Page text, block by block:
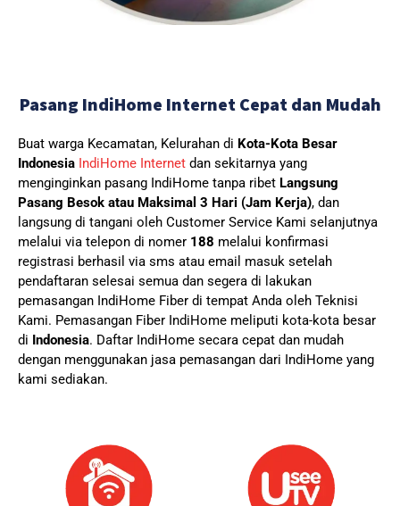
Pasang IndiHome Internet Cepat dan Mudah
Buat warga Kecamatan, Kelurahan di Kota-Kota Besar
Indonesia IndiHome Internet dan sekitarnya yang
menginginkan pasang IndiHome tanpa ribet Langsung
Pasang Besok atau Maksimal 3 Hari (Jam Kerja), dan
langsung di tangani oleh Customer Service Kami selanjutnya
melalui via telepon di nomer 188 melalui konfirmasi
registrasi berhasil via sms atau email masuk setelah
pendaftaran selesai semua dan segera di lakukan
pemasangan IndiHome Fiber di tempat Anda oleh Teknisi
Kami. Pemasangan Fiber IndiHome meliputi kota-kota besar
di Indonesia. Daftar IndiHome secara cepat dan mudah
dengan menggunakan jasa pemasangan dari IndiHome yang
kami sediakan.